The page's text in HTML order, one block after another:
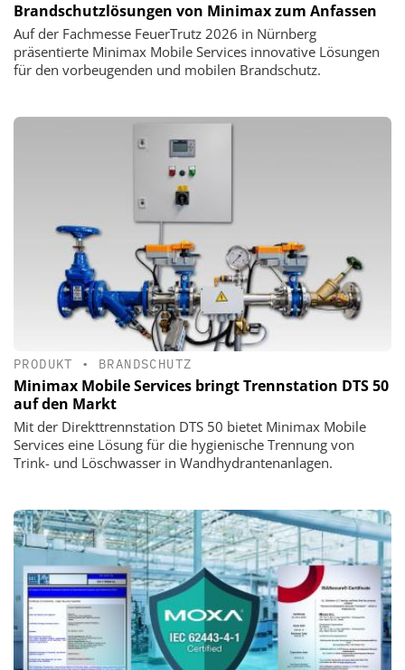
Brandschutzlösungen von Minimax zum Anfassen
Auf der Fachmesse FeuerTrutz 2026 in Nürnberg
präsentierte Minimax Mobile Services innovative Lösungen
für den vorbeugenden und mobilen Brandschutz.
PRODUKT • BRANDSCHUTZ
Minimax Mobile Services bringt Trennstation DTS 50
auf den Markt
Mit der Direkttrennstation DTS 50 bietet Minimax Mobile
Services eine Lösung für die hygienische Trennung von
Trink- und Löschwasser in Wandhydrantenanlagen.